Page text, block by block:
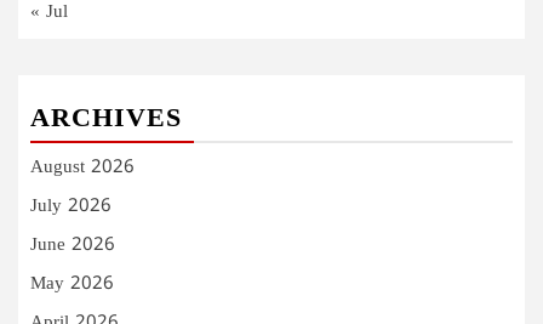
« Jul
ARCHIVES
August 2026
July 2026
June 2026
May 2026